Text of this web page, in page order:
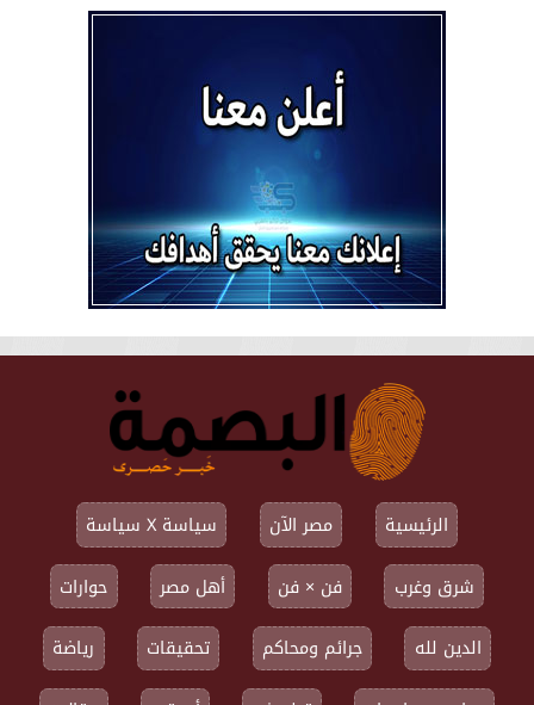
الرئيسية مصر الآن
سياسة X سياسة
شرق وغرب
فن × فن أهل مصر
حوارات
الدين لله
جرائم ومحاكم تحقيقات
رياضة